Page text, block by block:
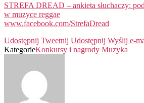
STREFA DREAD – ankieta słuchaczy:
w muzyce reggae
www.facebook.com/StrefaDread
Udostępnij Tweetnij Udostępnij Wyślij e-
KategorieKonkursy i nagrody Muzyka